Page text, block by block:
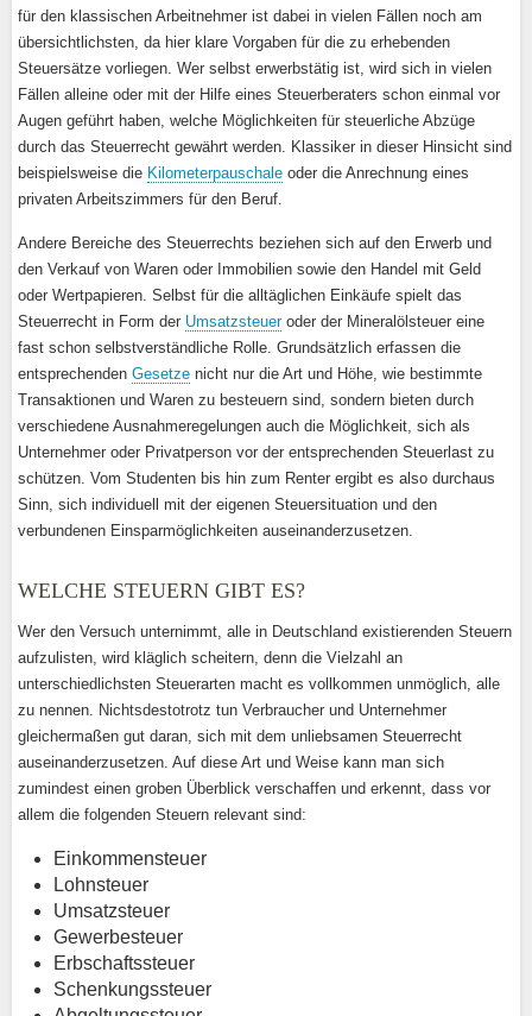
für den klassischen Arbeitnehmer ist dabei in vielen Fällen noch am
übersichtlichsten, da hier klare Vorgaben für die zu erhebenden
Steuersätze vorliegen. Wer selbst erwerbstätig ist, wird sich in vielen
Fällen alleine oder mit der Hilfe eines Steuerberaters schon einmal vor
Augen geführt haben, welche Möglichkeiten für steuerliche Abzüge
durch das Steuerrecht gewährt werden. Klassiker in dieser Hinsicht sind
beispielsweise die Kilometerpauschale oder die Anrechnung eines
privaten Arbeitszimmers für den Beruf.
Andere Bereiche des Steuerrechts beziehen sich auf den Erwerb und
den Verkauf von Waren oder Immobilien sowie den Handel mit Geld
oder Wertpapieren. Selbst für die alltäglichen Einkäufe spielt das
Steuerrecht in Form der Umsatzsteueroder der Mineralölsteuer eine
fast schon selbstverständliche Rolle. Grundsätzlich erfassen die
entsprechenden Gesetze nicht nur die Art und Höhe, wie bestimmte
Transaktionen und Waren zu besteuern sind, sondern bieten durch
verschiedene Ausnahmeregelungen auch die Möglichkeit, sich als
Unternehmer oder Privatperson vor der entsprechenden Steuerlast zu
schützen. Vom Studenten bis hin zum Renter ergibt es also durchaus
Sinn, sich individuell mit der eigenen Steuersituation und den
verbundenen Einsparmöglichkeiten auseinanderzusetzen.
WELCHE STEUERN GIBT ES?
Wer den Versuch unternimmt, alle in Deutschland existierenden Steuern
aufzulisten, wird kläglich scheitern, denn die Vielzahl an
unterschiedlichsten Steuerarten macht es vollkommen unmöglich, alle
zu nennen. Nichtsdestotrotz tun Verbraucher und Unternehmer
gleichermaßen gut daran, sich mit dem unliebsamen Steuerrecht
auseinanderzusetzen. Auf diese Art und Weise kann man sich
zumindest einen groben Überblick verschaffen und erkennt, dass vor
allem die folgenden Steuern relevant sind:
Einkommensteuer
Lohnsteuer
Umsatzsteuer
Gewerbesteuer
Erbschaftssteuer
Schenkungssteuer